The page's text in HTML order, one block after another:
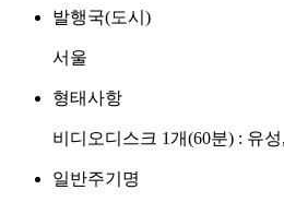
발행국(도시)
서울
형태사항
비디오디스크 1개(60분) : 유
일반주기명